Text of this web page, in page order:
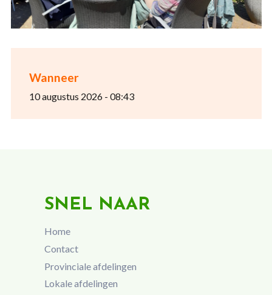
Wanneer
10 augustus 2026 - 08:43
SNEL NAAR
Home
Contact
Provinciale afdelingen
Lokale afdelingen